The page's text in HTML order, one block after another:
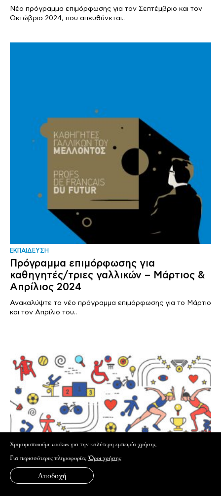
Νέο πρόγραμμα επιμόρφωσης για τον Σεπτέμβριο και τον
Οκτώβριο 2024, που απευθύνεται..
ΕΚΠΑΙΔΕΥΣΗ
Πρόγραμμα επιμόρφωσης για
καθηγητές/τριες γαλλικών – Μάρτιος &
Απρίλιος 2024
Ανακαλύψτε το νέο πρόγραμμα επιμόρφωσης για το Μάρτιο
και τον Απρίλιο του..
Xρησιμοποιούμε cookies για την καλύτερη εμπειρία χρήσης
Για περισσότερες πληροφορίεςΌροι χρήσης
Αποδοχή